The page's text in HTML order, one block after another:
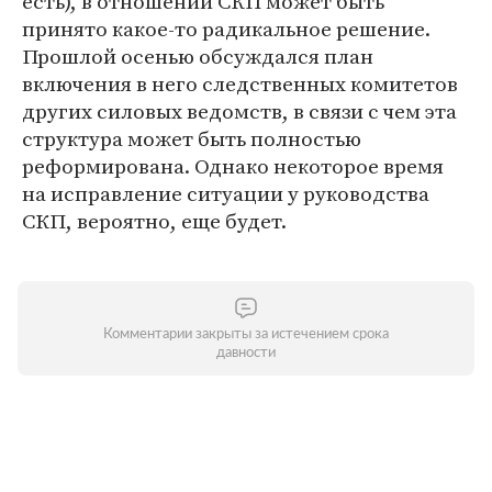
принято какое-то радикальное решение.
Прошлой осенью обсуждался план
включения в него следственных комитетов
других силовых ведомств, в связи с чем эта
структура может быть полностью
реформирована. Однако некоторое время
на исправление ситуации у руководства
СКП, вероятно, еще будет.
Комментарии закрыты за истечением срока
давности